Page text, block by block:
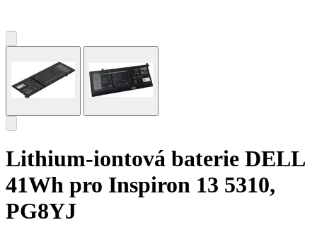
Lithium-iontová baterie DELL
41Wh pro Inspiron 13 5310,
PG8YJ